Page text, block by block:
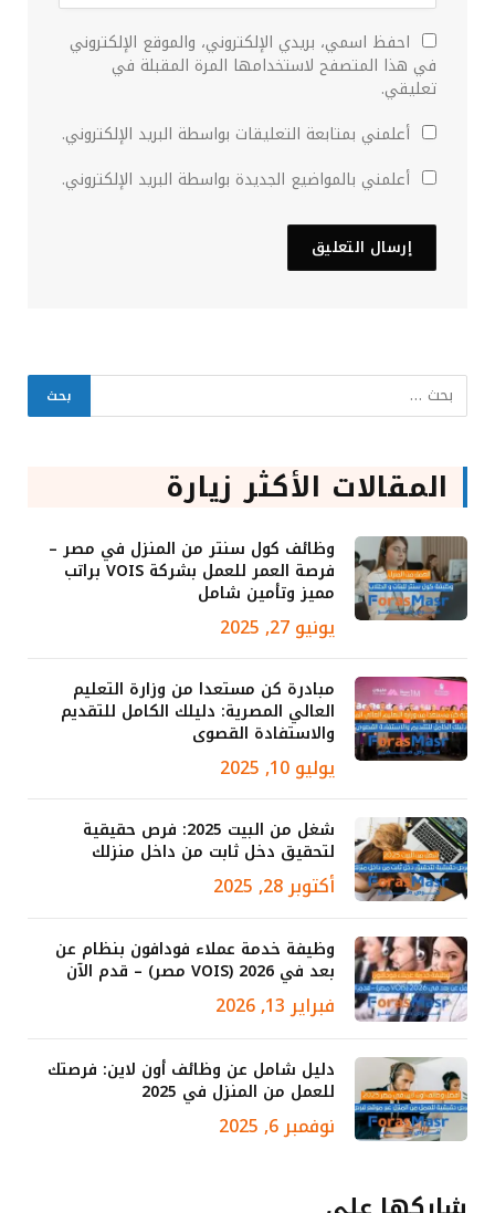
احفظ اسمي، بريدي الإلكتروني، والموقع الإلكتروني
في هذا المتصفح لاستخدامها المرة المقبلة في
تعليقي.
أعلمني بمتابعة التعليقات بواسطة البريد الإلكتروني.
أعلمني بالمواضيع الجديدة بواسطة البريد الإلكتروني.
المقالات الأكثر زيارة
وظائف كول سنتر من المنزل في مصر –
فرصة العمر للعمل بشركة VOIS براتب
مميز وتأمين شامل
يونيو 27, 2025
مبادرة كن مستعدا من وزارة التعليم
العالي المصرية: دليلك الكامل للتقديم
والاستفادة القصوى
يوليو 10, 2025
شغل من البيت 2025: فرص حقيقية
لتحقيق دخل ثابت من داخل منزلك
أكتوبر 28, 2025
وظيفة خدمة عملاء فودافون بنظام عن
بعد في 2026 (VOIS مصر) – قدم الآن
فبراير 13, 2026
دليل شامل عن وظائف أون لاين: فرصتك
للعمل من المنزل في 2025
نوفمبر 6, 2025